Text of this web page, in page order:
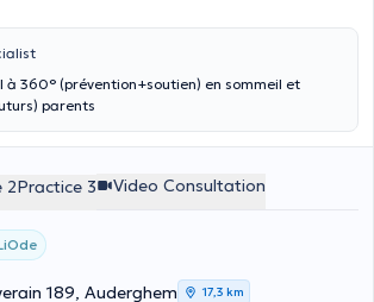
à 360° (prévention+soutien) en sommeil et
parents
2Practice 3 Video Consultation
189, Auderghem 17,3 km